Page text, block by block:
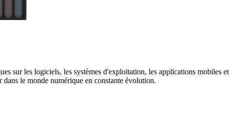
sur les logiciels, les systèmes d'exploitation, les applications mobiles et
le monde numérique en constante évolution.